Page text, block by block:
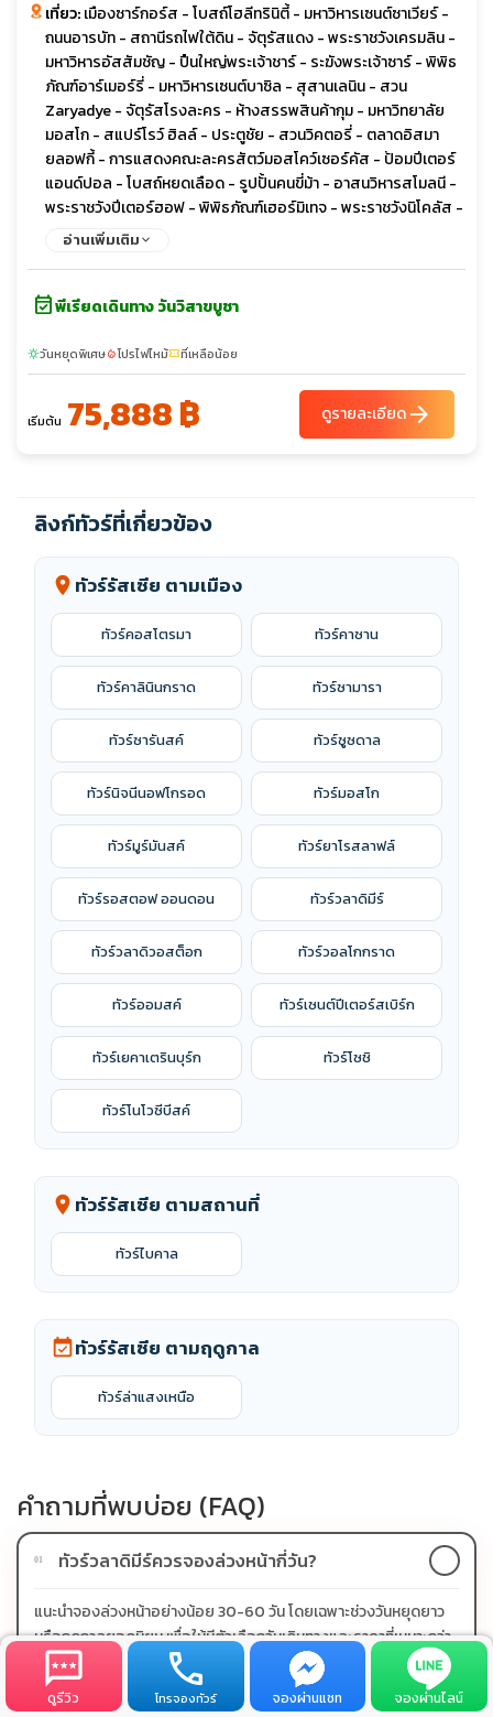
เที่ยว:เมืองซาร์กอร์ส - โบสถ์โฮลีทรินิตี้ - มหาวิหารเซนต์ซาเวียร์ -
ถนนอารบัท - สถานีรถไฟใต้ดิน - จัตุรัสแดง - พระราชวังเครมลิน -
มหาวิหารอัสสัมชัญ - ปืนใหญ่พระเจ้าชาร์ - ระฆังพระเจ้าซาร์ - พิพิธ
ภัณฑ์อาร์เมอร์รี่ - มหาวิหารเซนต์บาซิล - สุสานเลนิน - สวน
Zaryadye - จัตุรัสโรงละคร - ห้างสรรพสินค้ากุม - มหาวิทยาลัย
มอสโก - สแปร์โรว์ ฮิลล์ - ประตูชัย - สวนวิคตอรี่ - ตลาดอิสมา
ยลอฟกี้ - การแสดงคณะละครสัตว์มอสโคว์เซอร์คัส - ป้อมปีเตอร์
แอนด์ปอล - โบสถ์หยดเลือด - รูปปั้นคนขี่ม้า - อาสนวิหารสโมลนี -
พระราชวังปีเตอร์ฮอฟ - พิพิธภัณฑ์เฮอร์มิเทจ - พระราชวังนิโคลัส -
มหาวิหารเซนต์ไอแซค - ถนนเนฟสกี - พระราชวังแคทเธอรีน - พัลโค
อ่านเพิ่มเติม
event_availableพีเรียดเดินทาง วันวิสาขบูชา
sunnyวันหยุดพิเศษlocal_fire_departmentโปรไฟไหม้confirmation_numberที่เหลือน้อย
เริ่มต้น 75,888 ฿ ดูรายละเอียดarrow_forward
ลิงก์ทัวร์ที่เกี่ยวข้อง
location_on ทัวร์รัสเซีย ตามเมือง
ทัวร์คอสโตรมา ทัวร์คาซาน
ทัวร์คาลินินกราด ทัวร์ซามารา
ทัวร์ซารันสค์ ทัวร์ซูซดาล
ทัวร์นิจนีนอฟโกรอด ทัวร์มอสโก
ทัวร์มูร์มันสค์ ทัวร์ยาโรสลาฟล์
ทัวร์รอสตอฟ ออนดอน ทัวร์วลาดิมีร์
ทัวร์วลาดิวอสต็อก ทัวร์วอลโกกราด
ทัวร์ออมสค์ ทัวร์เซนต์ปีเตอร์สเบิร์ก
ทัวร์เยคาเตรินบุร์ก ทัวร์โซชิ
ทัวร์โนโวซีบีสค์
location_on ทัวร์รัสเซีย ตามสถานที่
ทัวร์ไบคาล
event_availableทัวร์รัสเซีย ตามฤดูกาล
ทัวร์ล่าแสงเหนือ
คำถามที่พบบ่อย (FAQ)
01 ทัวร์วลาดิมีร์ควรจองล่วงหน้ากี่วัน?
แนะนำจองล่วงหน้าอย่างน้อย 30-60 วัน โดยเฉพาะช่วงวันหยุดยาว
หรือฤดูกาลยอดนิยม เพื่อให้มีตัวเลือกวันเดินทางและราคาที่เหมาะกว่า
ทัวร์วลาดิมีร์มีโปรผ่อน 0% หรือไม่?
ดูรีวิว โทรจองทัวร์ จองผ่านแชท จองผ่านไลน์